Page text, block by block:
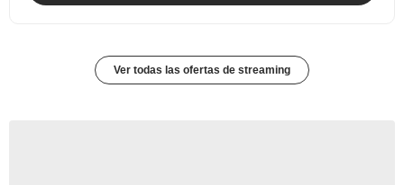
Ver todas las ofertas de streaming